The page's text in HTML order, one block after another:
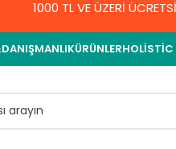
1000 TL VE ÜZERİ
ÜRÜNLERHOLISTIC